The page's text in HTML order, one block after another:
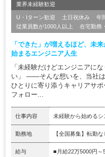
業界未経験歓迎
U・Iターン歓迎 土日祝休み
年
従業員数が1000人以上
在宅勤務
「できた」が増えるほど、未
始まるエンジニア人生
「未経験だけどエンジニアに
い」 ――そんな想いを、当社
ひとりに寄り添うキャリアサ
フォロー...
仕事内容 未経験から始める
勤務地 【全国募集】転勤
給与
■月給22万5000円